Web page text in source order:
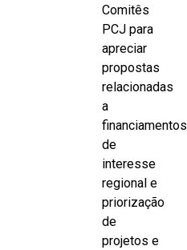
Comitês
PCJ para
apreciar
propostas
relacionadas
a
financiamentos
de
interesse
regional e
priorização
de
projetos e